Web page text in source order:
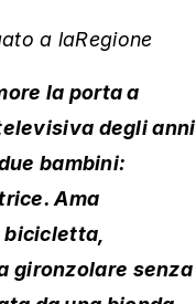
a laRegione
la porta a
degli anni
bambini:
Ama
gironzolare senza
da una bionda